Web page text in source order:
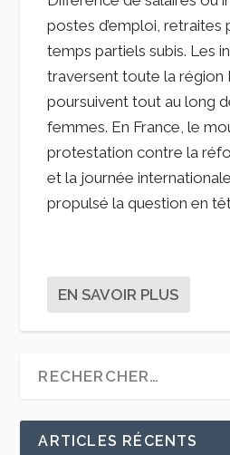
postes d’emploi, retraites
temps partiels subis. Les
traversent toute la région
poursuivent tout au long
femmes. En France, le
protestation contre la
et la journée
propulsé la question en
EN SAVOIR PLUS
ARTICLES RÉCENTS